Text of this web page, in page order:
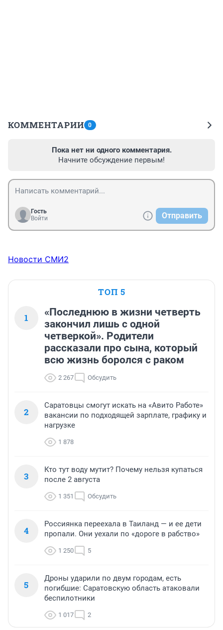
КОММЕНТАРИИ 0
Пока нет ни одного комментария.
Начните обсуждение первым!
Гость
Войти
Отправить
Новости СМИ2
ТОП 5
1
«Последнюю в жизни четверть
закончил лишь с одной
четверкой». Родители
рассказали про сына, который
всю жизнь боролся с раком
2 267 Обсудить
2
Саратовцы смогут искать на «Авито Работе»
вакансии по подходящей зарплате, графику и
нагрузке
1 878
3
Кто тут воду мутит? Почему нельзя купаться
после 2 августа
1 351 Обсудить
4
Россиянка переехала в Таиланд — и ее дети
пропали. Они уехали по «дороге в рабство»
1 250 5
5
Дроны ударили по двум городам, есть
погибшие: Саратовскую область атаковали
беспилотники
1 017 2